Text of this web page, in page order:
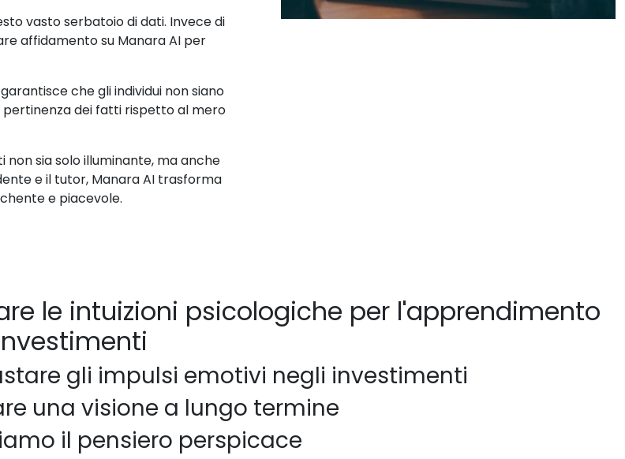
vasto serbatoio di dati. Invece di
affidamento su Manara AI per
che gli individui non siano
pertinenza dei fatti rispetto al mero
sia solo illuminante, ma anche
e il tutor, Manara AI trasforma
e piacevole.
le intuizioni psicologiche per l'apprendimento
gli impulsi emotivi negli investimenti
una visione a lungo termine
il pensiero perspicace